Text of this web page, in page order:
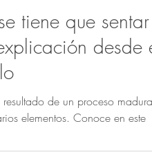
tiene que sentar
desde
de un proceso
elementos. Conoce en este